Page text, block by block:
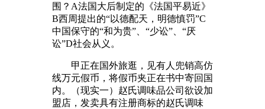
围？A法国大后制定的《法国平易近》
B西周提出的“以德配天，明德慎罚”C
中国保守的“和为贵”、“少讼”、“厌
讼”D社会从义。
甲正在国外旅逛，见有人兜销高仿
线万元假币，将假币夹正在书中寄回国
内。（现实一）赵氏调味品公司欲设加
盟店，发卖具有注册商标的赵氏调味